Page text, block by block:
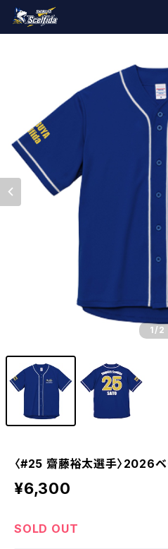
1/2
〈#25 齋藤裕太選手〉2026
¥6,300
SOLD OUT